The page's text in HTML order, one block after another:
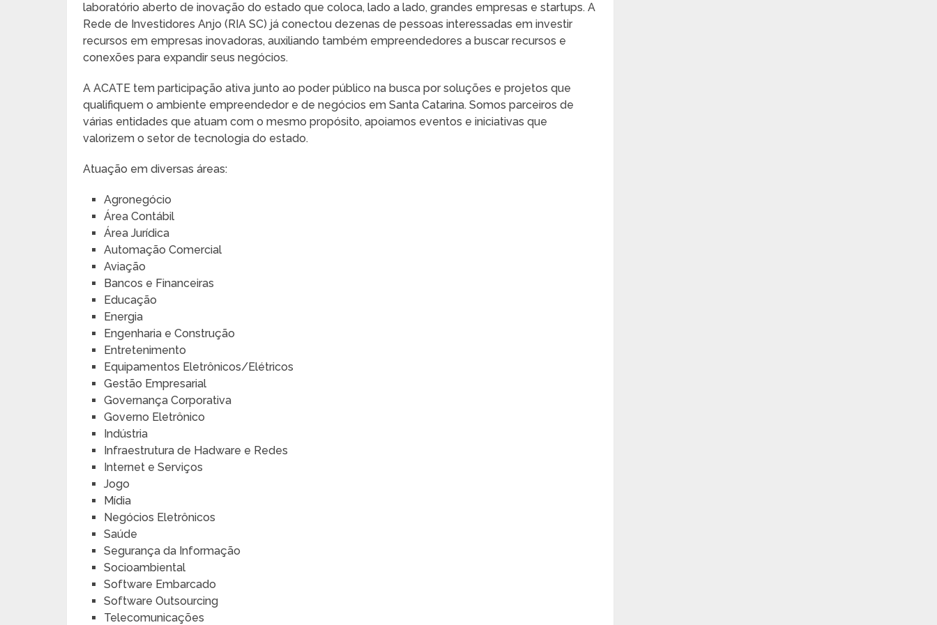
laboratório aberto de inovação do estado que coloca, lado a lado, grandes empresas e startups. A
Rede de Investidores Anjo (RIA SC) já conectou dezenas de pessoas interessadas em investir
recursos em empresas inovadoras, auxiliando também empreendedores a buscar recursos e
conexões para expandir seus negócios.
A ACATE tem participação ativa junto ao poder público na busca por soluções e projetos que
qualifiquem o ambiente empreendedor e de negócios em Santa Catarina. Somos parceiros de
várias entidades que atuam com o mesmo propósito, apoiamos eventos e iniciativas que
valorizem o setor de tecnologia do estado.
Atuação em diversas áreas:
Agronegócio
Área Contábil
Área Jurídica
Automação Comercial
Aviação
Bancos e Financeiras
Educação
Energia
Engenharia e Construção
Entretenimento
Equipamentos Eletrônicos/Elétricos
Gestão Empresarial
Governança Corporativa
Governo Eletrônico
Indústria
Infraestrutura de Hadware e Redes
Internet e Serviços
Jogo
Mídia
Negócios Eletrônicos
Saúde
Segurança da Informação
Socioambiental
Software Embarcado
Software Outsourcing
Telecomunicações